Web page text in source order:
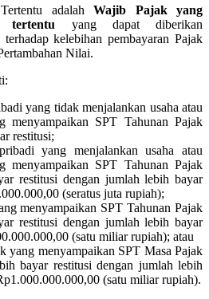
adalahWajib Pajak yang
tertentu yang dapat diberikan
terhadap kelebihan pembayaran Pajak
Nilai.
yang tidak menjalankan usaha atau
menyampaikan SPT Tahunan Pajak
restitusi;
yang menjalankan usaha atau
menyampaikan SPT Tahunan Pajak
restitusi dengan jumlah lebih bayar
(seratus juta rupiah);
menyampaikan SPT Tahunan Pajak
restitusi dengan jumlah lebih bayar
(satu miliar rupiah); atau
yang menyampaikan SPT Masa Pajak
bayar restitusi dengan jumlah lebih
(satu miliar rupiah).